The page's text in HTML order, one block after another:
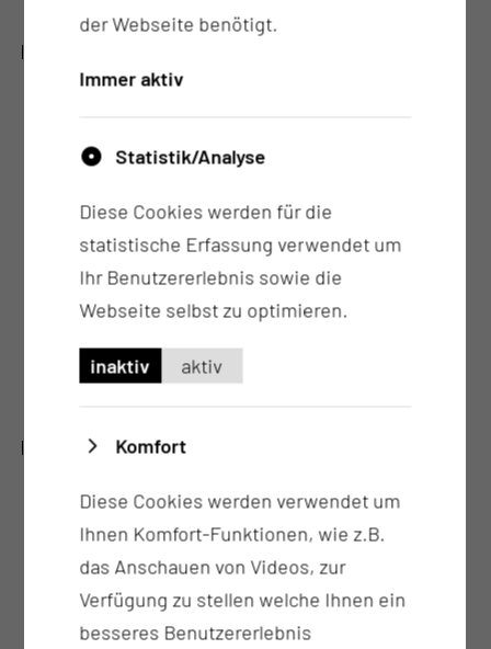
Entwicklung oder Verbesserung der
Körperwahrnehmung und des Körperschemas
Entwicklung oder Besserung der
Gleichgewichtsfunktionen und der Haltung
Aufbau oder Stabilisierung aktiver
spezifischer Behandlungsverfahren wie z.B.
WEITERE ANGEBOTE
Hilfsmittelversorgung
Erotherapeutischer Schienenbau
Klangschalentherapie
individuell im Bereich angepasste
Schienenversorgung
der Webseite benötigt.
Immer aktiv
Statistik/Analyse
Diese Cookies werden für die
statistische Erfassung verwendet um
Ihr Benutzererlebnis sowie die
Webseite selbst zu optimieren.
inaktiv aktiv
Komfort
Diese Cookies werden verwendet um
Ihnen Komfort-Funktionen, wie z.B.
das Anschauen von Videos, zur
Verfügung zu stellen welche Ihnen ein
besseres Benutzererlebnis